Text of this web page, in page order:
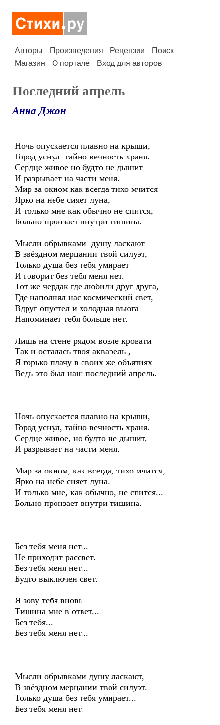
Авторы Произведения Рецензии
Поиск
Магазин
О портале Вход для авторов
Последний апрель
Анна Джон
Ночь опускается плавно на крыши,
Город уснул тайно вечность храня.
Сердце живое но будто не дышит
И разрывает на части меня.
Мир за окном как всегда тихо мчится
Ярко на небе сияет луна,
И только мне как обычно не спится,
Больно пронзает внутри тишина.
Мысли обрывками душу ласкают
В звёздном мерцании твой силуэт,
Только душа без тебя умирает
И говорит без тебя меня нет.
Тот же чердак где любили друг друга,
Где наполнял нас космический свет,
Вдруг опустел и холодная въюга
Напоминает тебя больше нет.
Лишь на стене рядом возле кровати
Так и осталась твоя акварель ,
Я горько плачу в своих же объятиях
Ведь это был наш последний апрель.
Ночь опускается плавно на крыши,
Город уснул, тайно вечность храня.
Сердце живое, но будто не дышит,
И разрывает на части меня.
Мир за окном, как всегда, тихо мчится,
Ярко на небе сияет луна.
И только мне, как обычно, не спится...
Больно пронзает внутри тишина.
Без тебя меня нет...
Не приходит рассвет.
Без тебя меня нет...
Будто выключен свет.
Я зову тебя вновь —
Тишина мне в ответ...
Без тебя...
Без тебя меня нет...
Мысли обрывками душу ласкают,
В звёздном мерцании твой силуэт.
Только душа без тебя умирает...
Без тебя меня нет.